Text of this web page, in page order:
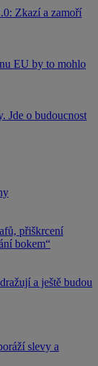
Zkazí a zamoří
EU by to mohlo
Jde o budoucnost
přiškrcení
bokem“
a ještě budou
slevy a